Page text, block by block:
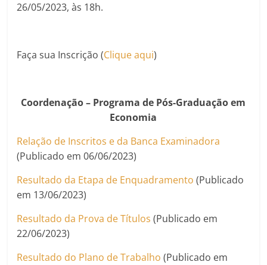
26/05/2023, às 18h.
Faça sua Inscrição (Clique aqui)
Coordenação – Programa de Pós-Graduação em
Economia
Relação de Inscritos e da Banca Examinadora
(Publicado em 06/06/2023)
Resultado da Etapa de Enquadramento (Publicado
em 13/06/2023)
Resultado da Prova de Títulos (Publicado em
22/06/2023)
Resultado do Plano de Trabalho (Publicado em